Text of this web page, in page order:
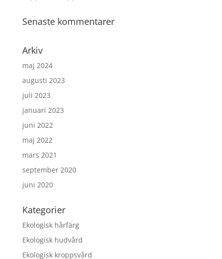
Senaste kommentarer
Arkiv
maj 2024
augusti 2023
juli 2023
januari 2023
juni 2022
maj 2022
mars 2021
september 2020
juni 2020
Kategorier
Ekologisk hårfärg
Ekologisk hudvård
Ekologisk kroppsvård